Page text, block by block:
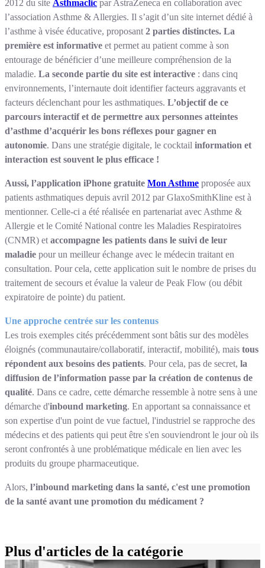
2012 du site Asthmaclic par AstraZeneca en collaboration avec
l’association Asthme & Allergies. Il s’agit d’un site internet dédié à
l’asthme à visée éducative, proposant 2 parties distinctes. La
première est informative et permet au patient comme à son
entourage de bénéficier d’une meilleure compréhension de la
maladie. La seconde partie du site est interactive : dans cinq
environnements, l’internaute doit identifier facteurs aggravants et
facteurs déclenchant pour les asthmatiques. L’objectif de ce
parcours interactif et de permettre aux personnes atteintes
d’asthme d’acquérir les bons réflexes pour gagner en
autonomie. Dans une stratégie digitale, le cocktail information et
interaction est souvent le plus efficace !
Aussi, l’application iPhone gratuite Mon Asthme proposée aux
patients asthmatiques depuis avril 2012 par GlaxoSmithKline est à
mentionner. Celle-ci a été réalisée en partenariat avec Asthme &
Allergie et le Comité National contre les Maladies Respiratoires
(CNMR) et accompagne les patients dans le suivi de leur
maladie pour un meilleur échange avec le médecin traitant en
consultation. Pour cela, cette application suit le nombre de prises du
traitement de secours et évalue la valeur de Peak Flow (ou débit
expiratoire de pointe) du patient.
Une approche centrée sur les contenus
Les trois exemples cités précédemment sont bâtis sur des modèles
éloignés (communautaire/collaboratif, interactif, mobilité), mais tous
répondent aux besoins des patients. Pour cela, pas de secret, la
diffusion de l’information passe par la création de contenus de
qualité. Dans ce cadre, cette démarche ressemble à notre sens à une
démarche d'inbound marketing. En apportant sa connaissance et
son expertise d'un point de vue factuel, l'industriel se rapproche des
médecins et des patients qui peut être s'en souviendront le jour où ils
seront confrontés à une problématique médicale en lien avec les
produits du groupe pharmaceutique.
Alors, l’inbound marketing dans la santé, c'est une promotion
de la santé avant une promotion du médicament ?
Plus d'articles de la catégorie